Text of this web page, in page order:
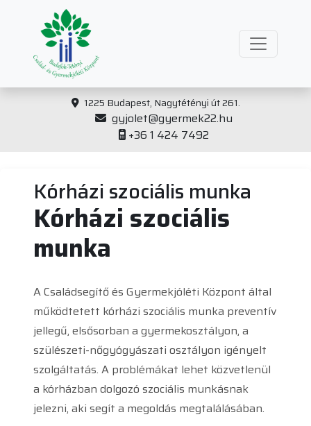
1225 Budapest, Nagytétényi út 261.
gyjolet@gyermek22.hu
+36 1 424 7492
Kórházi szociális munka
Kórházi szociális
munka
A Családsegítő és Gyermekjóléti Központ által
működtetett kórházi szociális munka preventív
jellegű, elsősorban a gyermekosztályon, a
szülészeti-nőgyógyászati osztályon igényelt
szolgáltatás. A problémákat lehet közvetlenül
a kórházban dolgozó szociális munkásnak
jelezni, aki segít a megoldás megtalálásában.